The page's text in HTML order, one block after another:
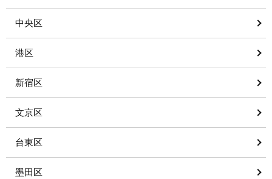
中央区
港区
新宿区
文京区
台東区
墨田区